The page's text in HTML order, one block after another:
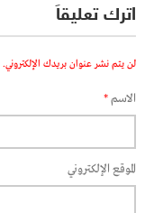
اترك تعليقاً
لن يتم نشر عنوان بريدك الإلكتروني.
الاسم*
الموقع الإلكتروني